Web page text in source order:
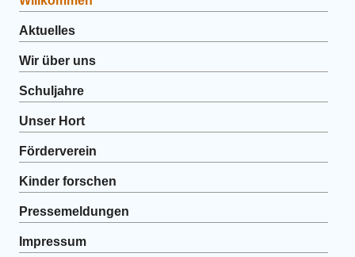
Aktuelles
Wir über uns
Schuljahre
Unser Hort
Förderverein
Kinder forschen
Pressemeldungen
Impressum